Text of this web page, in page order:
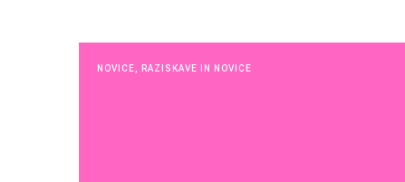
NOVICE RAZISKAVE IN NOVICE